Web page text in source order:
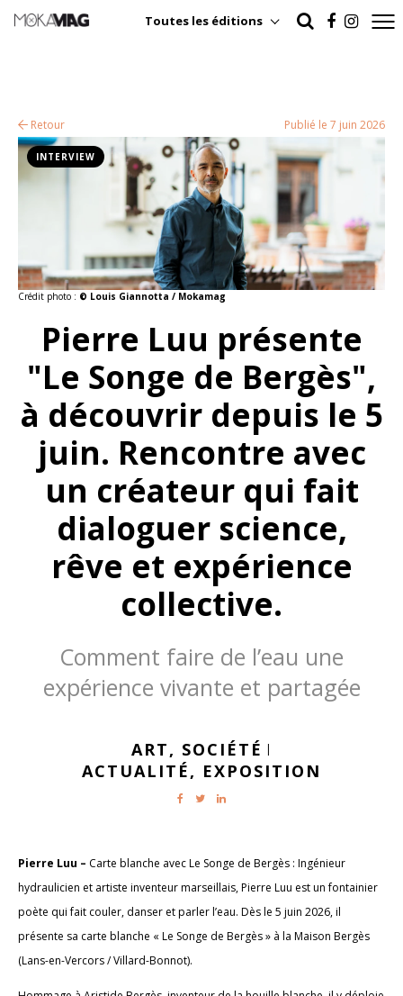
Toutes les éditions
Retour Publié le 7 juin 2026
Crédit photo : © Louis Giannotta / Mokamag
INTERVIEW
Pierre Luu présente
"Le Songe de Bergès",
à découvrir depuis le 5
juin. Rencontre avec
un créateur qui fait
dialoguer science,
rêve et expérience
collective.
Comment faire de l’eau une
expérience vivante et partagée
ART, SOCIÉTÉ |
ACTUALITÉ, EXPOSITION
Pierre Luu – Carte blanche avec Le Songe de Bergès : Ingénieur
hydraulicien et artiste inventeur marseillais, Pierre Luu est un fontainier
poète qui fait couler, danser et parler l’eau. Dès le 5 juin 2026, il
présente sa carte blanche « Le Songe de Bergès » à la Maison Bergès
(Lans-en-Vercors / Villard-Bonnot).